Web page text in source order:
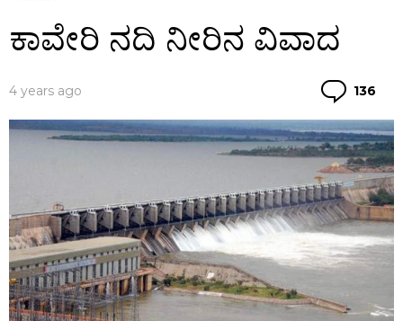
ಕಾವೇರಿ ನದಿ ನೀರಿನ ವಿವಾದ
4 years ago 136